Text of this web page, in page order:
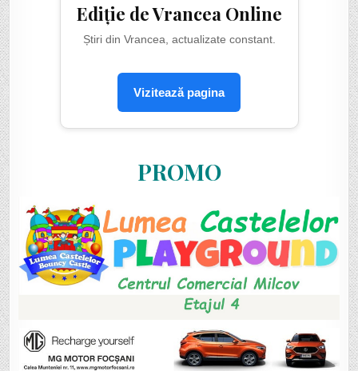
Ediție de Vrancea Online
Știri din Vrancea, actualizate constant.
Vizitează pagina
PROMO